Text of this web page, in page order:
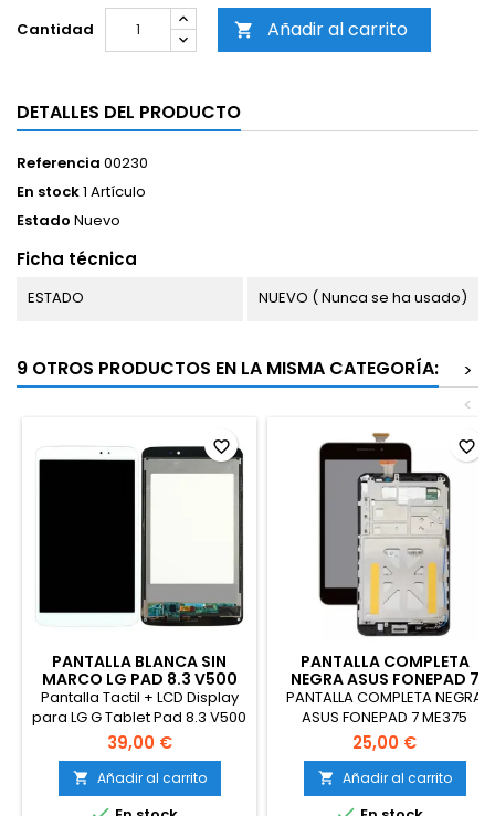
Cantidad  Añadir al carrito
DETALLES DEL PRODUCTO
Referencia 00230
En stock1 Artículo
Estado Nuevo
Ficha técnica
ESTADO NUEVO ( Nunca se ha usado)
9 OTROS PRODUCTOS EN LA MISMA CATEGORÍA:
>
<
PANTALLA BLANCA SIN
MARCO LG PAD 8.3 V500
WIFI
Pantalla Tactil + LCD Display
para LG G Tablet Pad 8.3 V500
Wifi - Blanca
39,00 €
 Añadir al carrito
favorite_border
PANTALLA COMPLETA
NEGRA ASUS FONEPAD 7
ME375
PANTALLA COMPLETA NEGRA
ASUS FONEPAD 7 ME375
FE375CG, FE7530CXG, ME375,
FE375CXG, FE375C, FE375
25,00 €
 Añadir al carrito
favorite_border